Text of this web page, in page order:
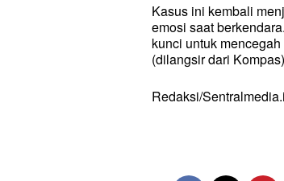
Kasus ini kembali
emosi saat
kunci untuk
(dilangsir dari Kompas)
Redaksi/